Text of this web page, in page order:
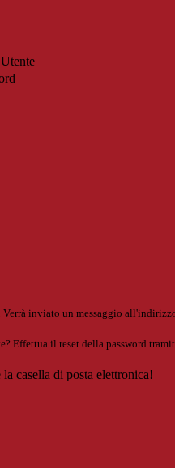
Verrà inviato un messaggio
Effettua il reset della password
casella di posta elettronica!